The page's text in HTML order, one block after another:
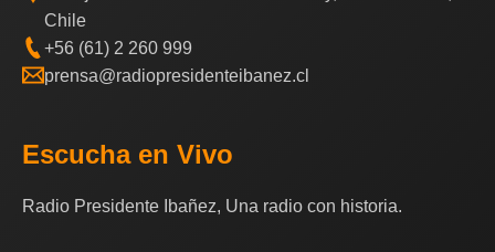
Chile
+56 (61) 2 260 999
prensa@radiopresidenteibanez.cl
Escucha en Vivo
Radio Presidente Ibañez, Una radio con historia.